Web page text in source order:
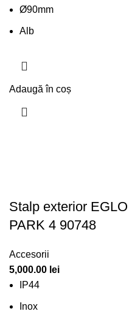
Ø90mm
Alb
Adaugă în coș
Stalp exterior EGLO
PARK 4 90748
Accesorii
5,000.00 lei
IP44
Inox